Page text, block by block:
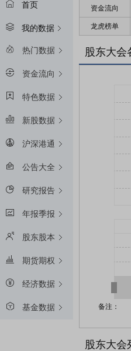
首页
我的数据
热门数据
资金流向
特色数据
新股数据
沪深港通
公告大全
研究报告
年报季报
股东股本
期货期权
经济数据
基金数据
资金流向
龙虎榜单
股东大会
备注：
股东大会